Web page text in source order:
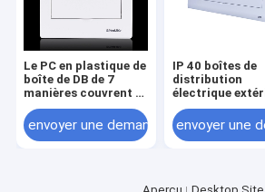
Le PC en plastique de
boîte de DB de 7
manières couvrent la
boîte encastrée de
panneau de
distribution
envoyer une demande
IP 40 boîtes de
distribution
électrique
de la manière
matériel d'ABS
picoseconde 24
envoyer une